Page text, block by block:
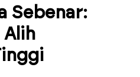
Sebenar:
Alih